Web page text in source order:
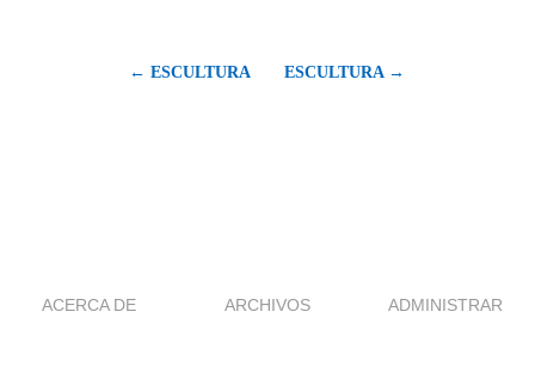
← ESCULTURA ESCULTURA →
ACERCA DE ARCHIVOS ADMINISTRAR